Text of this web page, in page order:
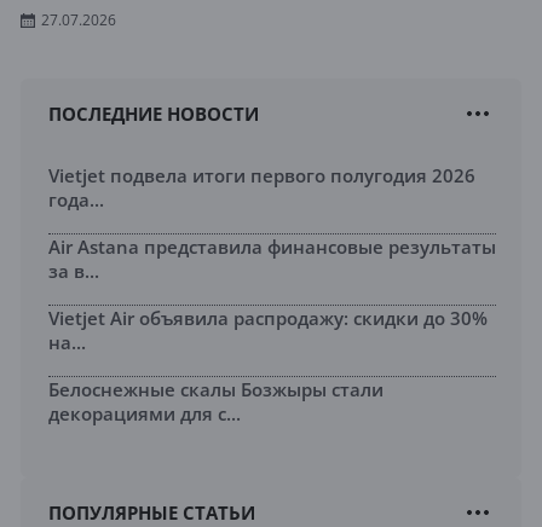
27.07.2026
ПОСЛЕДНИЕ НОВОСТИ
Vietjet подвела итоги первого полугодия 2026
года...
Air Astana представила финансовые результаты
за в...
Vietjet Air объявила распродажу: скидки до 30%
на...
Белоснежные скалы Бозжыры стали
декорациями для с...
ПОПУЛЯРНЫЕ СТАТЬИ